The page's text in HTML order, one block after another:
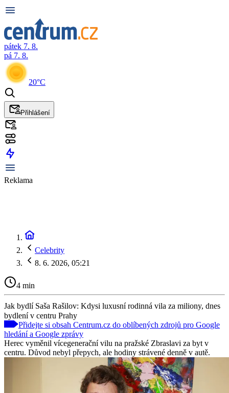
pátek 7. 8.
pá 7. 8.
20°C
Přihlášení
Reklama
Celebrity
8. 6. 2026, 05:21
4 min
Jak bydlí Saša Rašilov: Kdysi luxusní rodinná vila za miliony, dnes
bydlení v centru Prahy
Přidejte si obsah Centrum.cz do oblíbených zdrojů pro Google
hledání a Google zprávy
Herec vyměnil vícegenerační vilu na pražské Zbraslavi za byt v
centru. Důvod nebyl přepych, ale hodiny strávené denně v autě.